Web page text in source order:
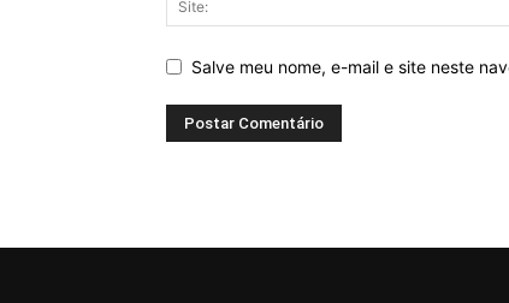
Salve meu nome, e-mail e site neste